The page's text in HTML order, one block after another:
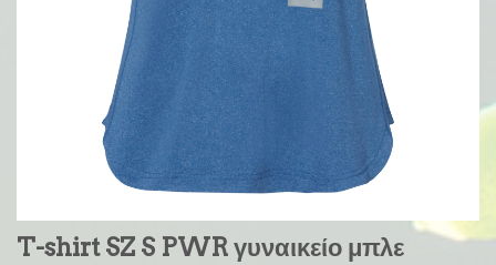
T-shirt SZ S PWR γυναικείο μπλε